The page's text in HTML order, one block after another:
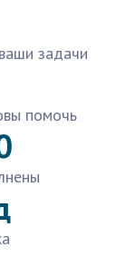
задачи
помочь